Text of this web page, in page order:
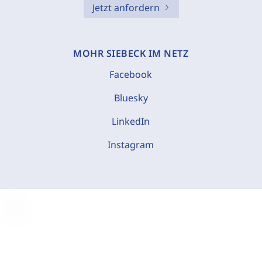
Jetzt anfordern
MOHR SIEBECK IM NETZ
Facebook
Bluesky
LinkedIn
Instagram